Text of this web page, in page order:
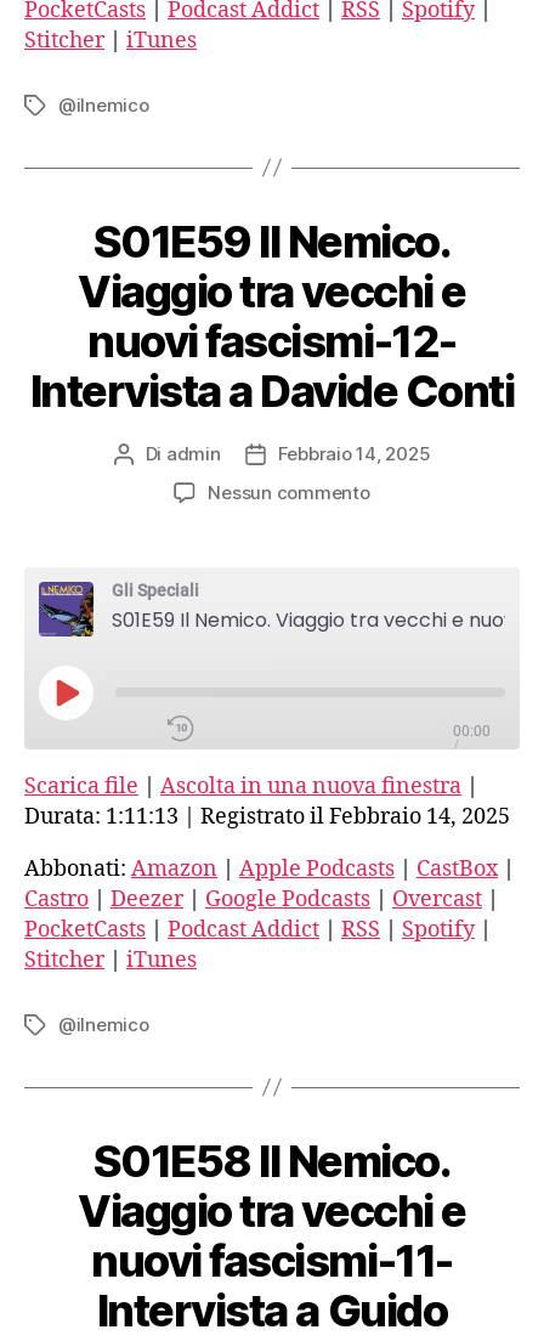
SHARE
Apple Podcasts
CastBox
Castro
Google Podcasts
Overcast
PocketCasts
RSS
iTunes
LINK
EMBED
PocketCasts Podcast Addict RSS Spotify|
Stitcher| iTunes
Tag @ilnemico
S01E59 Il Nemico.
Viaggio tra vecchi e
nuovi fascismi-12-
Intervista a Davide Conti
Autore
articolo
Di admin
DataFebbraio 14, 2025
Nessun commentosu
tra
Intervista
a
Conti
Gli Speciali
PLAY
EPISODE
1X
00:00
/
1:11:13
SUBSCRIBE
SHARE
Apple Podcasts
CastBox
Castro
Google Podcasts
SHARE
LINK
EMBED
Scarica file | Ascolta in una nuova finestra |
Durata: 1:11:13 | Registrato il Febbraio 14, 2025
Abbonati: Amazon | Apple Podcasts | CastBox|
Castro | Deezer| Google Podcasts | Overcast |
PocketCasts | Podcast Addict | RSS | Spotify|
Stitcher| iTunes
Tag @ilnemico
S01E58 Il Nemico.
Viaggio tra vecchi e
nuovi fascismi-11-
Intervista a Guido